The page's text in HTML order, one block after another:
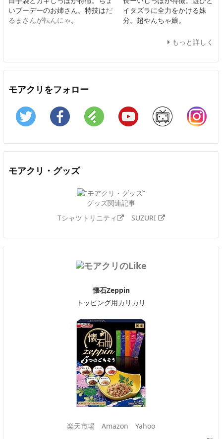
いブーデーのお姉さん。特技はだ
るまさんが転んにゃ。
イタズラに全力をかける妹
分。超やんちゃ娘。
もっと詳しく
モアクリをフォロー
Twitter Facebook Feedly YouTube ニコニコ動画
モアクリ・グッズ
グッズ関連記事
Tシャツトリニティ
SUZURI
懐石Zeppin
トッピング用カリカリ
楽天市場 Amazon
Yahoo